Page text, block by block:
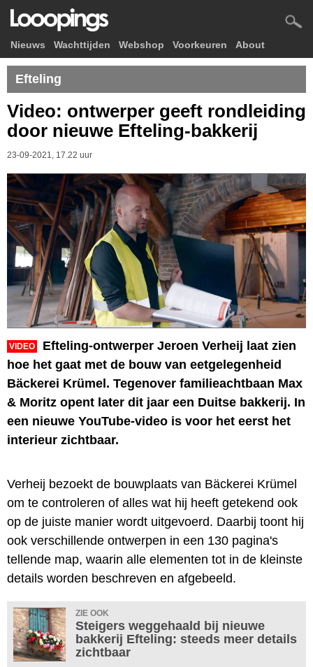
Nieuws Wachttijden Webshop Voorkeuren About
Efteling
Video: ontwerper geeft rondleiding
door nieuwe Efteling-bakkerij
23-09-2021, 17.22 uur
VIDEO
Efteling-ontwerper Jeroen Verheij laat zien
hoe het gaat met de bouw van eetgelegenheid
Bäckerei Krümel. Tegenover familieachtbaan Max
& Moritz opent later dit jaar een Duitse bakkerij. In
een nieuwe YouTube-video is voor het eerst het
interieur zichtbaar.
Verheij bezoekt de bouwplaats van Bäckerei Krümel
om te controleren of alles wat hij heeft getekend ook
op de juiste manier wordt uitgevoerd. Daarbij toont hij
ook verschillende ontwerpen in een 130 pagina's
tellende map, waarin alle elementen tot in de kleinste
details worden beschreven en afgebeeld.
ZIE OOK
Steigers weggehaald bij nieuwe
bakkerij Efteling: steeds meer details
zichtbaar